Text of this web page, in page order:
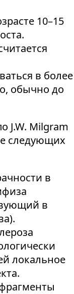
10–15
в более
обычно до
J.W. Milgram
следующих
в
в
локальное